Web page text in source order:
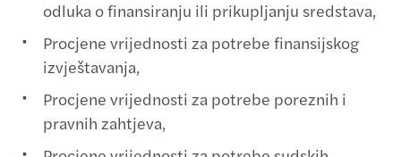
odluka o finansiranju ili prikupljanju sredstava,
Procjene vrijednosti za potrebe finansijskog
izvještavanja,
Procjene vrijednosti za potrebe poreznih i
pravnih zahtjeva,